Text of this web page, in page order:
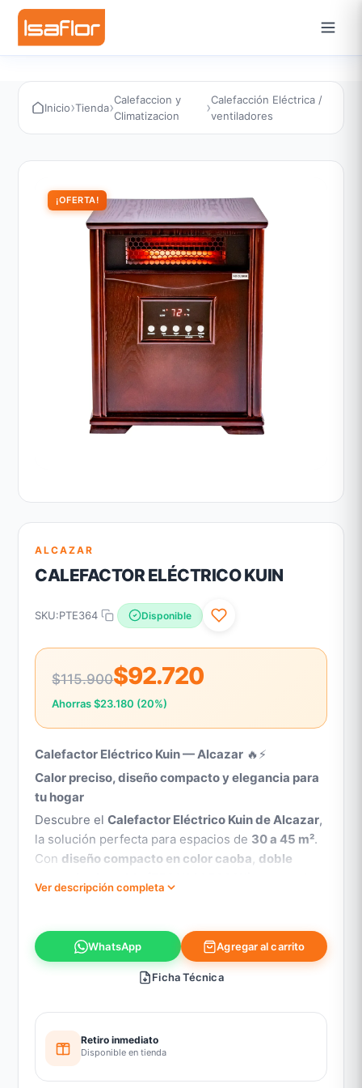
Inicio›Tienda›Calefaccion y
Climatizacion
›Calefacción Eléctrica /
ventiladores
¡OFERTA!
ALCAZAR
CALEFACTOR ELÉCTRICO KUIN
SKU:PTE364 Disponible
$115.900$92.720
Ahorras $23.180 (20%)
Calefactor Eléctrico Kuin — Alcazar 🔥⚡
Calor preciso, diseño compacto y elegancia para
tu hogar
Descubre elCalefactor Eléctrico Kuin de Alcazar,
la solución perfecta para espacios de 30 a 45 m².
Con diseño compacto en color caoba, doble
remoto inalámbrico
Calefacción rápida, eficiente y silenciosa,
respaldada por
Alcazar, marca líder en Chile
Características principales:
Doble potenciaajustable (750 W / 1.500 W).
Control remoto inalámbrico
Ver descripción completa
WhatsApp Agregar al carrito
Ficha Técnica
Retiro inmediato
Disponible en tienda